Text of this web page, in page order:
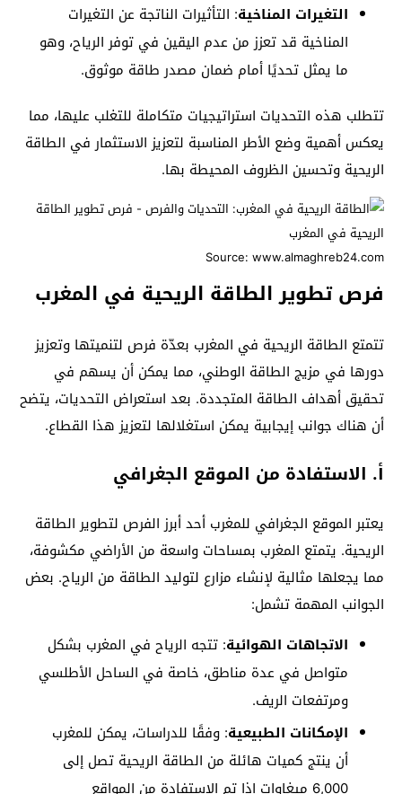
التغيرات المناخية: التأثيرات الناتجة عن التغيرات
المناخية قد تعزز من عدم اليقين في توفر الرياح، وهو
ما يمثل تحديًا أمام ضمان مصدر طاقة موثوق.
تتطلب هذه التحديات استراتيجيات متكاملة للتغلب عليها، مما
يعكس أهمية وضع الأطر المناسبة لتعزيز الاستثمار في الطاقة
الريحية وتحسين الظروف المحيطة بها.
Source: www.almaghreb24.com
فرص تطوير الطاقة الريحية في المغرب
تتمتع الطاقة الريحية في المغرب بعدّة فرص لتنميتها وتعزيز
دورها في مزيج الطاقة الوطني، مما يمكن أن يسهم في
تحقيق أهداف الطاقة المتجددة. بعد استعراض التحديات، يتضح
أن هناك جوانب إيجابية يمكن استغلالها لتعزيز هذا القطاع.
أ. الاستفادة من الموقع الجغرافي
يعتبر الموقع الجغرافي للمغرب أحد أبرز الفرص لتطوير الطاقة
الريحية. يتمتع المغرب بمساحات واسعة من الأراضي مكشوفة،
مما يجعلها مثالية لإنشاء مزارع لتوليد الطاقة من الرياح. بعض
الجوانب المهمة تشمل:
الاتجاهات الهوائية: تتجه الرياح في المغرب بشكل
متواصل في عدة مناطق، خاصة في الساحل الأطلسي
ومرتفعات الريف.
الإمكانات الطبيعية: وفقًا للدراسات، يمكن للمغرب
أن ينتج كميات هائلة من الطاقة الريحية تصل إلى
6,000 ميغاوات إذا تم الاستفادة من المواقع